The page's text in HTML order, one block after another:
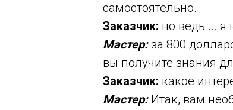
самостоятельно.
Заказчик: но ведь ... я
Мастер:за 800
вы получите знания
Заказчик: какое
Мастер:Итак, вам